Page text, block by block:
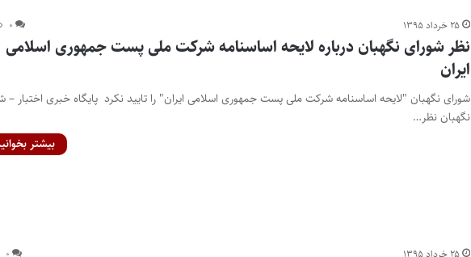
۲۵ خرداد ۱۳۹۵ ۰
نظر شورای نگهبان درباره لایحه اساسنامه شرکت ملی پست جمهوری اسلامی
ایران
شورای نگهبان "لایحه اساسنامه شرکت ملی پست جمهوری اسلامی ایران" را تایید نکرد پایگاه خبری اختبار –
نگهبان نظر…
بیشتر